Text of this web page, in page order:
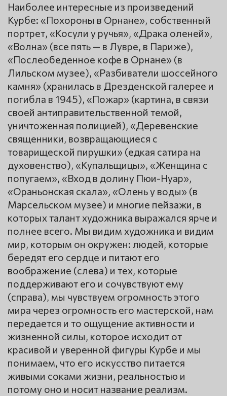
Наиболее интересные из произведений
Курбе: «Похороны в Орнане», собственный
портрет, «Косули у ручья», «Драка оленей»,
«Волна» (все пять — в Лувре, в Париже),
«Послеобеденное кофе в Орнане» (в
Лильском музее), «Разбиватели шоссейного
камня» (хранилась в Дрезденской галерее и
погибла в 1945), «Пожар» (картина, в связи
своей антиправительственной темой,
уничтоженная полицией), «Деревенские
священники, возвращающиеся с
товарищеской пирушки» (едкая сатира на
духовенство), «Купальщицы», «Женщина с
попугаем», «Вход в долину Пюи-Нуар»,
«Ораньонская скала», «Олень у воды» (в
Марсельском музее) и многие пейзажи, в
которых талант художника выражался ярче и
полнее всего. Мы видим художника и видим
мир, которым он окружен: людей, которые
бередят его сердце и питают его
воображение (слева) и тех, которые
поддерживают его и сочувствуют ему
(справа), мы чувствуем огромность этого
мира через огромность его мастерской, нам
передается и то ощущение активности и
жизненной силы, которое исходит от
красивой и уверенной фигуры Курбе и мы
понимаем, что его искусство питается
живыми соками жизни, реальностью и
потому оно и носит название реализм.